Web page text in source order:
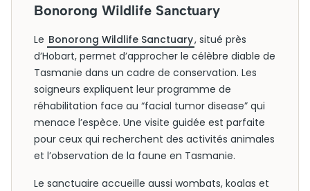
Bonorong Wildlife Sanctuary
Le Bonorong Wildlife Sanctuary, situé près
d’Hobart, permet d’approcher le célèbre diable de
Tasmanie dans un cadre de conservation. Les
soigneurs expliquent leur programme de
réhabilitation face au “facial tumor disease” qui
menace l’espèce. Une visite guidée est parfaite
pour ceux qui recherchent des activités animales
et l’observation de la faune en Tasmanie.
Le sanctuaire accueille aussi wombats, koalas et